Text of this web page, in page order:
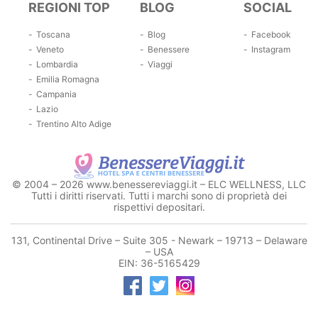
REGIONI TOP
Toscana
Veneto
Lombardia
Emilia Romagna
Campania
Lazio
Trentino Alto Adige
BLOG
Blog
Benessere
Viaggi
SOCIAL
Facebook
Instagram
© 2004 – 2026 www.benessereviaggi.it – ELC WELLNESS, LLC
Tutti i diritti riservati. Tutti i marchi sono di proprietà dei
rispettivi depositari.
131, Continental Drive – Suite 305 - Newark – 19713 – Delaware
– USA
EIN: 36-5165429